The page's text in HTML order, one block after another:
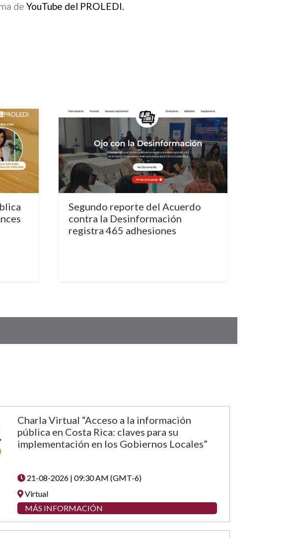
de YouTube del PROLEDI.
Segundo reporte del Acuerdo
contra la Desinformación
registra 465 adhesiones
Charla Virtual “Acceso a la información
pública en Costa Rica: claves para su
implementación en los Gobiernos Locales”
21-08-2026 | 09:30 AM (GMT-6)
Virtual
MÁS INFORMACIÓN